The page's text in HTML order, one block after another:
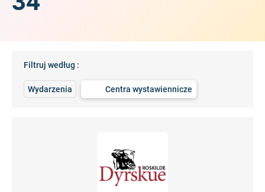
Filtruj według :
Wydarzenia Centra wystawiennicze